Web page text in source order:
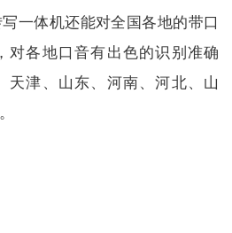
一体机还能对全国各地的带口
对各地口音有出色的识别准确
天津、山东、河南、河北、山